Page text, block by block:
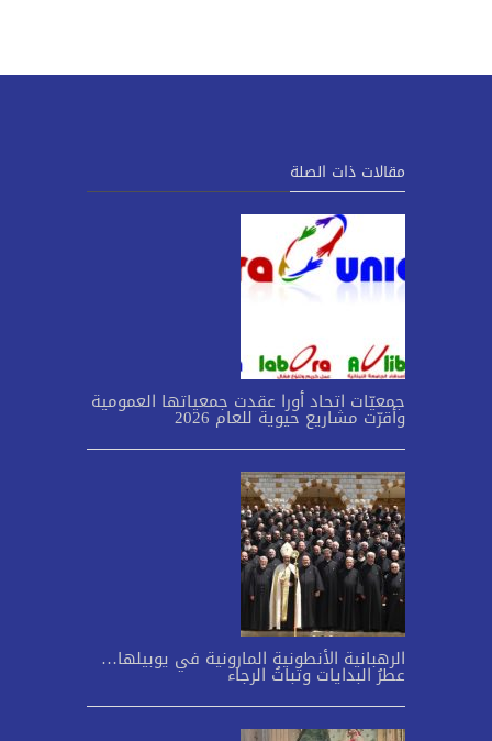
مقالات ذات الصلة
جمعيّات اتحاد أورا عقدت جمعياتها العمومية
وأقرّت مشاريع حيوية للعام 2026
الرهبانية الأنطونية المارونية في يوبيلها…
عطرُ البدايات وثباتُ الرجاء